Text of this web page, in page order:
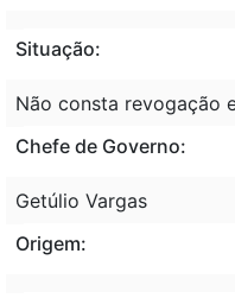
Situação:
Não consta revogação
Chefe de Governo:
Getúlio Vargas
Origem: